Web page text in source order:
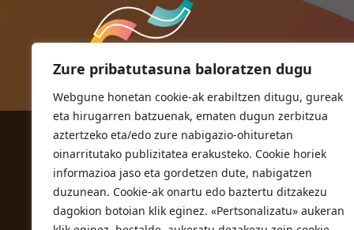
Zure pribatutasuna baloratzen dugu
Webgune honetan cookie-ak erabiltzen ditugu, gureak
eta hirugarren batzuenak, ematen dugun zerbitzua
aztertzeko eta/edo zure nabigazio-ohituretan
oinarritutako publizitatea erakusteko. Cookie horiek
informazioa jaso eta gordetzen dute, nabigatzen
duzunean. Cookie-ak onartu edo baztertu ditzakezu
dagokion botoian klik eginez. «Pertsonalizatu» aukeran
ORIOKO UDALA
Herriko plaza,1
20810 Orio (Gipuzkoa)
T. 943 83 03 46